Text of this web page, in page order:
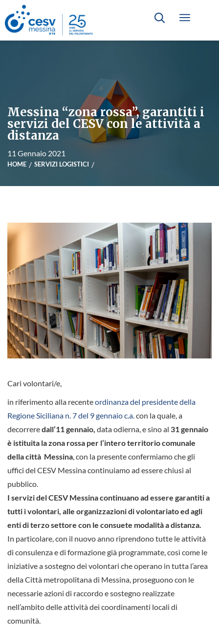
Messina “zona rossa”, garantiti i
servizi del CESV con le attività a
distanza
11 Gennaio 2021
HOME SERVIZI LOGISTICI
Cari volontari/e,
in riferimento alla recenteordinanza del presidente della
Regione Siciliana n. 7 del 9 gennaio c.a. con la quale, a
decorreredall’11 gennaio, data odierna, e sino al 31 gennaio
è istituita la zona rossa per l’intero territorio comunale
della città Messina , con la presente confermiamo che gli
uffici del CESV Messina continuiamo ad essere chiusi al
pubblico.
I servizi del CESV Messina continuano ad essere garantiti a
tutti i volontari, alle organizzazioni di volontariato ed agli
enti di terzo settore con le consuete modalità a distanza.
In particolare, con il nuovo anno riprendono tutte le attività
di consulenza e di formazione già programmate, così come le
iniziative a sostegno dei volontari che operano in tutta l’area
della Città metropolitana di Messina, proseguono con le
necessarie azioni di raccordo e sostegno realizzate
nell’ambito delle attività dei coordinamenti locali di
comunità.